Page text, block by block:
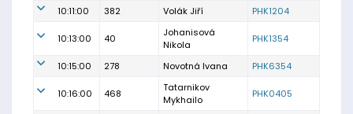
10:11:00
382 Volák Jiří PHK1204
10:13:00 40
Johanisová
Nikola
PHK1354
10:15:00 278 Novotná Ivana PHK6354
10:16:00 468
Tatarnikov
Mykhailo
PHK0405